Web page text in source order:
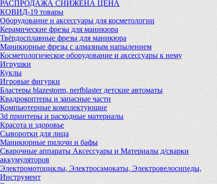
РАСПРОДАЖА СНИЖЕНА ЦЕНА
КОВИД-19 товары
Оборудование и аксессуары для косметологии
Керамические фрезы для маникюра
Твёрдосплавные фрезы для маникюра
Маникюрные фрезы с алмазным напылением
Косметологическое оборудование и аксессуары к нему
Игрушки
Куклы
Игровые фигурки
Бластеры blazestorm, nerfblaster детские автоматы
Квадрокоптеры и запасные части
Компьютерные комплектующие
3d принтеры и расходные материалы
Красота и здоровье
Сыворотки для лица
Маникюрные пилочи и бафы
Сварочные аппараты Аксессуары и Материалы д/сварки
аккумуляторов
Электромотоциклы, Электросамокаты, Электровелосипеды,
Инструмент